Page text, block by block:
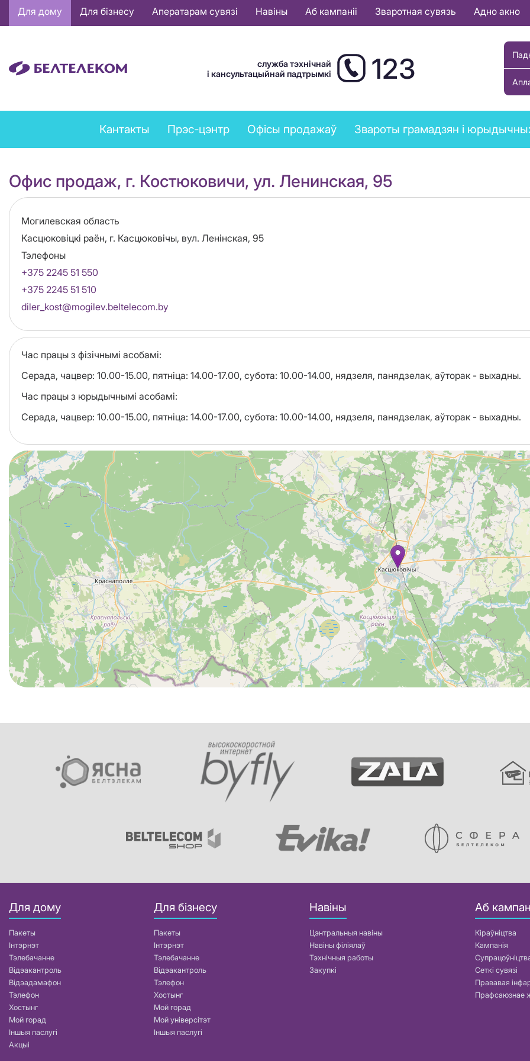
Основная
навигация
Для дому Для бізнесу Аператарам сувязі Навіны Аб кампаніі Зваротная сувязь Адно акно
служба тэхнічнай
і кансультацыйнай падтрымкі
123
Feedback
menu
Кантакты Прэс-цэнтр Офісы продажаў Звароты грамадзян і
Офис продаж, г. Костюковичи, ул. Ленинская, 95
Область
Могилевская область
Адрес
Касцюковіцкі раён, г. Касцюковічы, вул. Ленінская, 95
Тэлефоны
+375 2245 51 550
+375 2245 51 510
Email
diler_kost@mogilev.beltelecom.by
Час працы з фізічнымі асобамі:
Серада, чацвер: 10.00-15.00, пятніца: 14.00-17.00, субота: 10.00-14.00, нядзеля, панядзелак, аўторак - выхадны.
Час працы з юрыдычнымі асобамі:
Серада, чацвер: 10.00-15.00, пятніца: 14.00-17.00, субота: 10.00-14.00, нядзеля, панядзелак, аўторак - выхадны.
Для дому
Пакеты
Інтэрнэт
Тэлебачанне
Відэакантроль
Відэадамафон
Тэлефон
Хостынг
Мой горад
Іншыя паслугі
Акцыі
Для бізнесу
Пакеты
Інтэрнэт
Тэлебачанне
Відэакантроль
Тэлефон
Хостынг
Мой горад
Мой універсітэт
Іншыя паслугі
Навіны
Цэнтральныя навіны
Навіны філіялаў
Тэхнічныя работы
Закупкі
Аб
Кіраўніцтва
Кампанія
Сеткі сувязі
Прававая
Прафсаюзнае